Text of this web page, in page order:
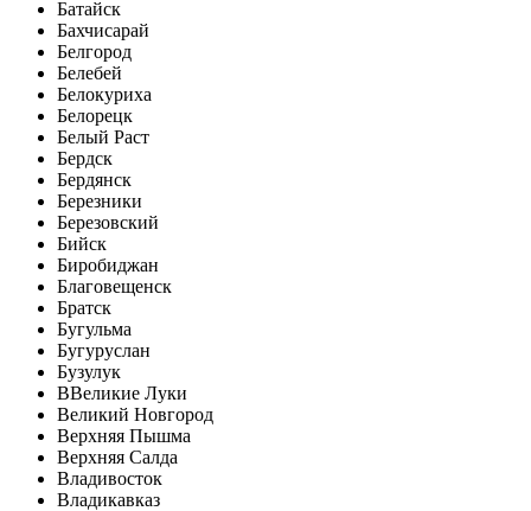
Батайск
Бахчисарай
Белгород
Белебей
Белокуриха
Белорецк
Белый Раст
Бердск
Бердянск
Березники
Березовский
Бийск
Биробиджан
Благовещенск
Братск
Бугульма
Бугуруслан
Бузулук
ВВеликие Луки
Великий Новгород
Верхняя Пышма
Верхняя Салда
Владивосток
Владикавказ